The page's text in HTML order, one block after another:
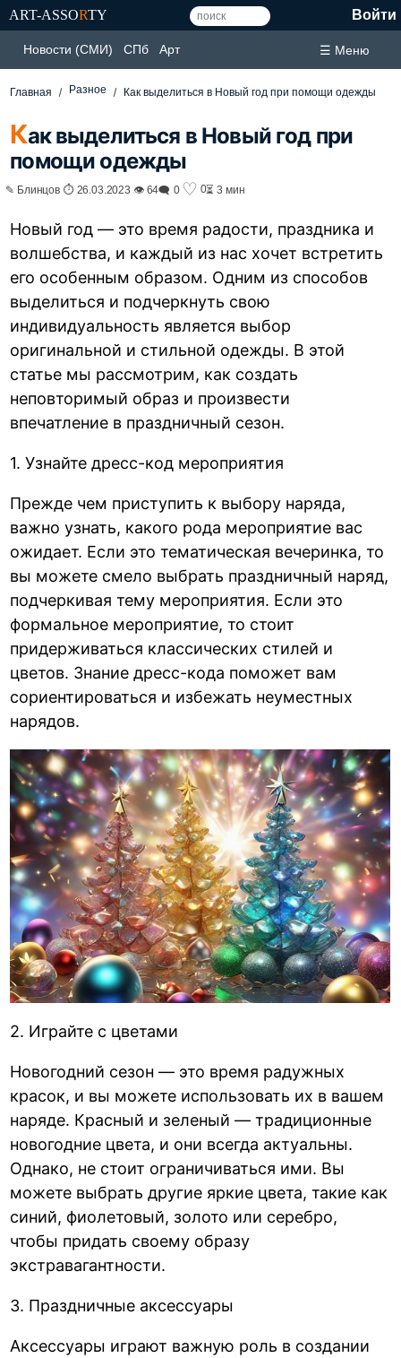
ART-ASSORTY Войти
Новости (СМИ) СПб Арт ☰ Меню
Главная Разное Как выделиться в Новый год при помощи одежды
Как выделиться в Новый год при
помощи одежды
✎ Блинцов ⏱ 26.03.2023 👁 64🗨 0 ♡ 0⏳ 3 мин
Новый год — это время радости, праздника и
волшебства, и каждый из нас хочет встретить
его особенным образом. Одним из способов
выделиться и подчеркнуть свою
индивидуальность является выбор
оригинальной и стильной одежды. В этой
статье мы рассмотрим, как создать
неповторимый образ и произвести
впечатление в праздничный сезон.
1. Узнайте дресс-код мероприятия
Прежде чем приступить к выбору наряда,
важно узнать, какого рода мероприятие вас
ожидает. Если это тематическая вечеринка, то
вы можете смело выбрать праздничный наряд,
подчеркивая тему мероприятия. Если это
формальное мероприятие, то стоит
придерживаться классических стилей и
цветов. Знание дресс-кода поможет вам
сориентироваться и избежать неуместных
нарядов.
2. Играйте с цветами
Новогодний сезон — это время радужных
красок, и вы можете использовать их в вашем
наряде. Красный и зеленый — традиционные
новогодние цвета, и они всегда актуальны.
Однако, не стоит ограничиваться ими. Вы
можете выбрать другие яркие цвета, такие как
синий, фиолетовый, золото или серебро,
чтобы придать своему образу
экстравагантности.
3. Праздничные аксессуары
Аксессуары играют важную роль в создании